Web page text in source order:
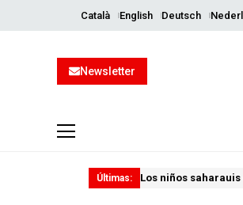
Català English Deutsch
Newsletter
Últimas: Los niños